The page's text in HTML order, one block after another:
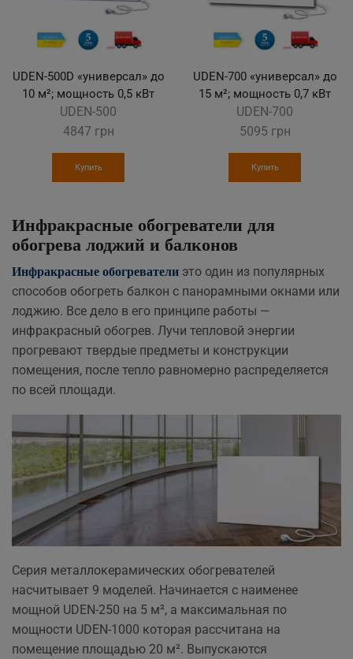
UDEN-500D «универсал» до
10 м²; мощность 0,5 кВт
UDEN-500
4847 грн
Купить
UDEN-700 «универсал» до
15 м²; мощность 0,7 кВт
UDEN-700
5095 грн
Купить
Инфракрасные обогреватели для
обогрева лоджий и балконов
Инфракрасные обогреватели это один из популярных
способов обогреть балкон с панорамными окнами или
лоджию. Все дело в его принципе работы —
инфракрасный обогрев. Лучи тепловой энергии
прогревают твердые предметы и конструкции
помещения, после тепло равномерно распределяется
по всей площади.
Серия металлокерамических обогревателей
насчитывает 9 моделей. Начинается с наименее
мощной UDEN-250 на 5 м², а максимальная по
мощности UDEN-1000 которая рассчитана на
помещение площадью 20 м². Выпускаются